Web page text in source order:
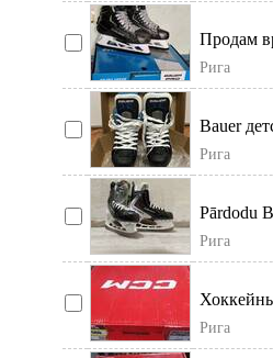
Продам
состоянии
Рига
Bauer
состоянии.
Рига
Pārdodu
e
Рига
Новые в
Рига